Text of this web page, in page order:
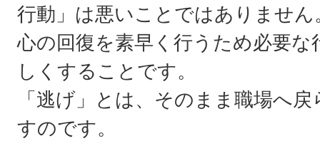
行動」は悪いことではありません
心の回復を素早く行うため必要
しくすることです。
「逃げ」とは、そのまま職場へ
すのです。